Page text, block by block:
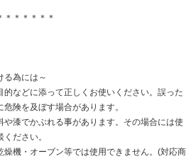
＊＊＊＊＊＊
る為には～
的などに添って正しくお使いください。誤った
険を及ぼす場合があります。
や漆でかぶれる事があります。その場合には使
ださい。
燥機・オーブン等では使用できません。(対応商